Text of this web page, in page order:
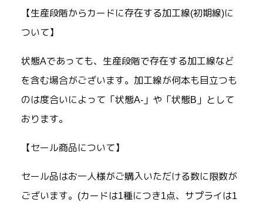
【生産段階からカードに存在する加工線(初期線)に
ついて】
状態Aであっても、生産段階で存在する加工線など
を含む場合がございます。加工線が何本も目立つも
のは度合いによって「状態A-」や「状態B」として
おります。
【セール商品について】
セール品はお一人様がご購入いただける数に限数が
ございます。(カードは1種につき1点、サプライは1